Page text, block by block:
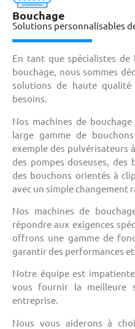
Bouchage
Solutions personnalisables
En tant que spécialistes
bouchage, nous sommes
solutions de haute
besoins.
Nos machines de
large gamme de
exemple des pulvérisateurs
des pompes doseuses, des
des bouchons orientés à
avec un simple changement
Nos machines de
répondre aux exigences
offrons une gamme de
garantir des performances
Notre équipe est
vous fournir la meilleure
entreprise.
Nous vous aiderons à